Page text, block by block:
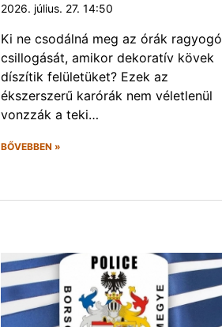
2026. július. 27. 14:50
Ki ne csodálná meg az órák ragyogó
csillogását, amikor dekoratív kövek
díszítik felületüket? Ezek az
ékszerszerű karórák nem véletlenül
vonzzák a teki…
BŐVEBBEN »